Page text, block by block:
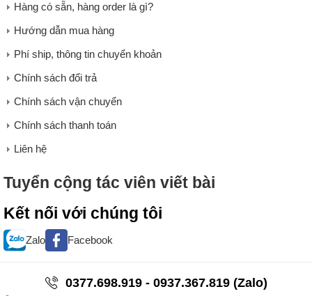
Hàng có sẵn, hàng order là gì?
Hướng dẫn mua hàng
Phí ship, thông tin chuyển khoản
Chính sách đổi trả
Chính sách vận chuyển
Chính sách thanh toán
Liên hệ
Tuyển cộng tác viên viết bài
Kết nối với chúng tôi
Zalo Facebook
0377.698.919 - 0937.367.819 (Zalo)